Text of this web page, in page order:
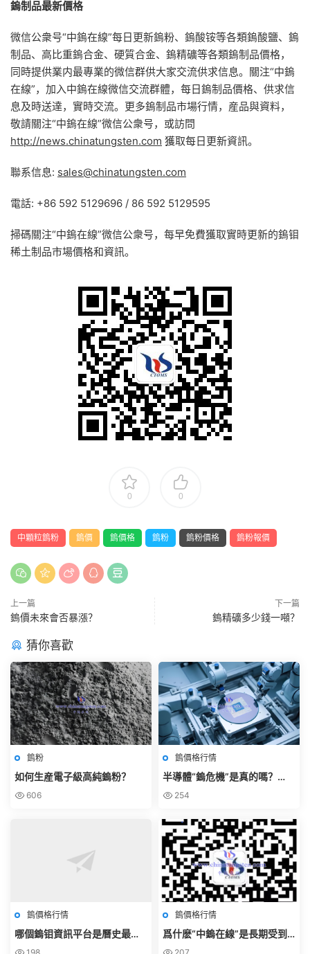
鎢制品最新價格
微信公衆号“中鎢在線”每日更新鎢粉、鎢酸铵等各類鎢酸鹽、鎢
制品、高比重鎢合金、硬質合金、鎢精礦等各類鎢制品價格，
同時提供業内最專業的微信群供大家交流供求信息。關注“中鎢
在線”，加入中鎢在線微信交流群體，每日鎢制品價格、供求信
息及時送達，實時交流。更多鎢制品市場行情，産品與資料，
敬請關注“中鎢在線”微信公衆号，或訪問
http://news.chinatungsten.com 獲取每日更新資訊。
聯系信息: sales@chinatungsten.com
電話: +86 592 5129696 / 86 592 5129595
掃碼關注“中鎢在線”微信公衆号，每早免費獲取實時更新的鎢钼
稀土制品市場價格和資訊。
0 0
中顆粒鎢粉 鎢價 鎢價格 鎢粉 鎢粉價格 鎢粉報價
上一篇
鎢價未來會否暴漲？
下一篇
鎢精礦多少錢一噸？
猜你喜歡
鎢粉
如何生産電子級高純鎢粉？
606
鎢價格行情
半導體“鎢危機”是真的嗎？
——通過日韓公開信息交叉驗
254
鎢價格行情
哪個鎢钼資訊平台是曆史最
長、專業、權威和完全免費
鎢價格行情
爲什麽“中鎢在線”是長期受到
鎢钼行業關注的權威微信公衆